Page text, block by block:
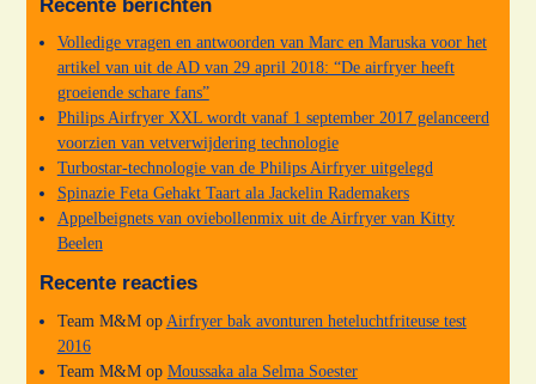
Recente berichten
Volledige vragen en antwoorden van Marc en Maruska voor het
artikel van uit de AD van 29 april 2018: “De airfryer heeft
groeiende schare fans”
Philips Airfryer XXL wordt vanaf 1 september 2017 gelanceerd
voorzien van vetverwijdering technologie
Turbostar-technologie van de Philips Airfryer uitgelegd
Spinazie Feta Gehakt Taart ala Jackelin Rademakers
Appelbeignets van oviebollenmix uit de Airfryer van Kitty
Beelen
Recente reacties
Team M&Mop Airfryer bak avonturen heteluchtfriteuse test
2016
Team M&Mop Moussaka ala Selma Soester